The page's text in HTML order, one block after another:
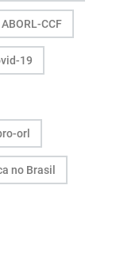
CCF
19
orl
no Brasil